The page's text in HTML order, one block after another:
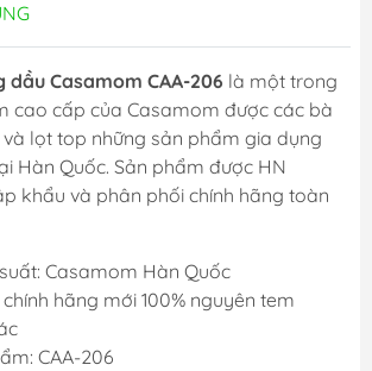
dầu Casamom CAA-206 là một trong
cao cấp của Casamom được các bà
lọt top những sản phẩm gia dụng
Hàn Quốc. Sản phẩm được HN
khẩu và phân phối chính hãng toàn
Casamom Hàn Quốc
hãng mới 100% nguyên tem
CAA-206